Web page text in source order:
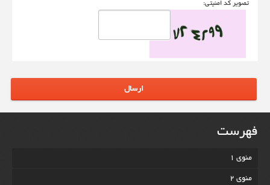
تصوير کد امنيتی:
ارسال
فهرست
منوی 1
منوی 2